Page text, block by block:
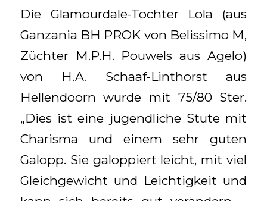
Die Glamourdale-Tochter Lola (aus
Ganzania BH PROK von Belissimo M,
Züchter M.P.H. Pouwels aus Agelo)
von H.A. Schaaf-Linthorst aus
Hellendoorn wurde mit 75/80 Ster.
„Dies ist eine jugendliche Stute mit
Charisma und einem sehr guten
Galopp. Sie galoppiert leicht, mit viel
Gleichgewicht und Leichtigkeit und